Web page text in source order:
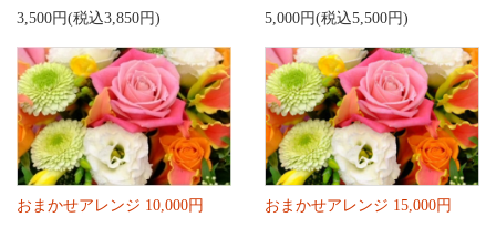
3,500円(税込3,850円)
5,000円(税込5,500円)
おまかせアレンジ 10,000円
おまかせアレンジ 15,000円